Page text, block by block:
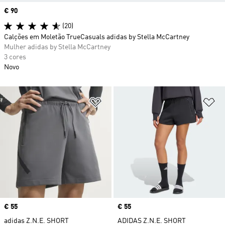
Adicionar à Lista de Desejos
Price
€ 55
adidas Z.N.E. SHORT
Price
€ 55
ADIDAS Z.N.E. SHORT
Price
€ 90
(20)
Calções em Moletão TrueCasuals adidas by Stella McCartney
Mulher adidas by Stella McCartney
3 cores
Novo